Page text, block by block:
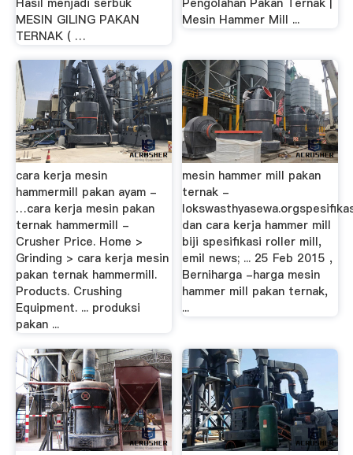
MESIN GILING PAKAN
TERNAK ( …
Mesin Hammer Mill ...
cara kerja mesin
hammermill pakan ayam -
…cara kerja mesin pakan
ternak hammermill -
Crusher Price. Home >
Grinding > cara kerja mesin
pakan ternak hammermill.
Products. Crushing
Equipment. ... produksi
pakan ...
mesin hammer mill pakan
ternak -
dan cara kerja hammer mill
biji spesifikasi roller mill,
emil news; ... 25 Feb 2015 ,
Berniharga -harga mesin
hammer mill pakan ternak,
...